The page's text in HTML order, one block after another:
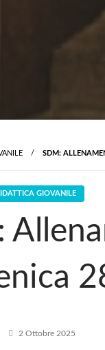
SDM:
GIOVANILE
Posted
2 Ottobre 2025